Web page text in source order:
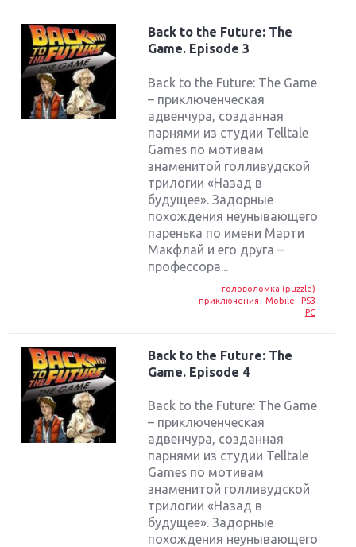
Back to the Future: The
Game. Episode 3
Back to the Future: The Game
– приключенческая
адвенчура, созданная
парнями из студии Telltale
Games по мотивам
знаменитой голливудской
трилогии «Назад в
будущее». Задорные
похождения неунывающего
паренька по имени Марти
Макфлай и его друга –
профессора...
головоломка (puzzle)
приключения
Mobile
PS3
PC
Back to the Future: The
Game. Episode 4
Back to the Future: The Game
– приключенческая
адвенчура, созданная
парнями из студии Telltale
Games по мотивам
знаменитой голливудской
трилогии «Назад в
будущее». Задорные
похождения неунывающего